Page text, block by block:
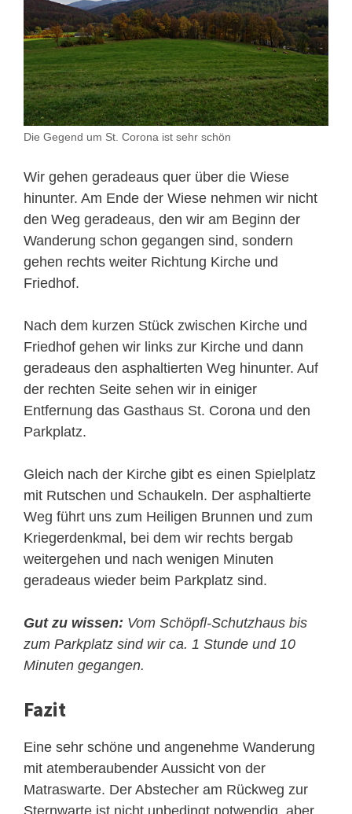
Die Gegend um St. Corona ist sehr schön
Wir gehen geradeaus quer über die Wiese
hinunter. Am Ende der Wiese nehmen wir nicht
den Weg geradeaus, den wir am Beginn der
Wanderung schon gegangen sind, sondern
gehen rechts weiter Richtung Kirche und
Friedhof.
Nach dem kurzen Stück zwischen Kirche und
Friedhof gehen wir links zur Kirche und dann
geradeaus den asphaltierten Weg hinunter. Auf
der rechten Seite sehen wir in einiger
Entfernung das Gasthaus St. Corona und den
Parkplatz.
Gleich nach der Kirche gibt es einen Spielplatz
mit Rutschen und Schaukeln. Der asphaltierte
Weg führt uns zum Heiligen Brunnen und zum
Kriegerdenkmal, bei dem wir rechts bergab
weitergehen und nach wenigen Minuten
geradeaus wieder beim Parkplatz sind.
Gut zu wissen: Vom Schöpfl-Schutzhaus bis
zum Parkplatz sind wir ca. 1 Stunde und 10
Minuten gegangen.
Fazit
Eine sehr schöne und angenehme Wanderung
mit atemberaubender Aussicht von der
Matraswarte. Der Abstecher am Rückweg zur
Sternwarte ist nicht unbedingt notwendig, aber